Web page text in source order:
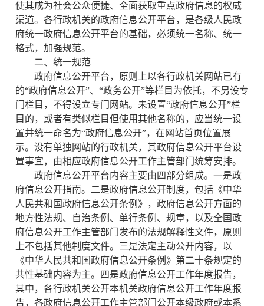
使其成为社会公众便捷、全面获取重点政府信息的权威
渠道。各行政机关的政府信息公开平台，是各级人民政
府统一政府信息公开平台的基础，必须统一名称、统一
格式，加强规范。
二、统一规范
政府信息公开平台，原则上以各行政机关网站已有
的“政府信息公开”、“政务公开”等栏目为依托，不另设专
门栏目，不得设立专门网站。未设置“政府信息公开”栏
目的，或者有类似栏目但使用其他名称的，应当统一设
置并统一命名为“政府信息公开”，在网站首页位置展
示。没有单独网站的行政机关，其政府信息公开平台设
置事宜，由相应政府信息公开工作主管部门统筹安排。
政府信息公开平台内容主要由四部分组成。一是政
府信息公开指南。二是政府信息公开制度，包括《中华
人民共和国政府信息公开条例》，政府信息公开方面的
地方性法规、自治条例、单行条例、规章，以及全国政
府信息公开工作主管部门发布的法规解释性文件，原则
上不包括其他制度文件。三是法定主动公开内容，以
《中华人民共和国政府信息公开条例》第二十条规定的
共性基础内容为主。四是政府信息公开工作年度报告，
其中，各行政机关公开本机关政府信息公开工作年度报
告，各政府信息公开工作主管部门公开本级政府或本系